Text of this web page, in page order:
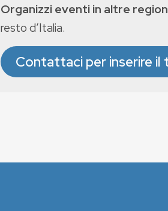
Organizzi eventi in altre
resto d’Italia.
Contattaci per inserire